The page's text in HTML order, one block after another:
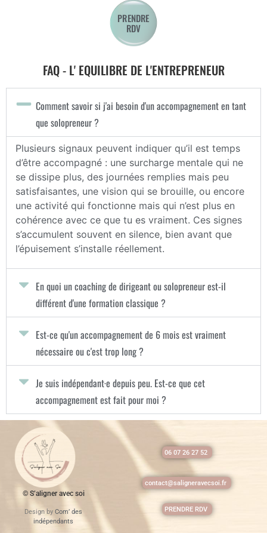
PRENDRE
RDV
FAQ - L' EQUILIBRE DE L'ENTREPRENEUR
Comment savoir si j'ai besoin d'un accompagnement en tant
que solopreneur ?
Plusieurs signaux peuvent indiquer qu’il est temps
d’être accompagné : une surcharge mentale qui ne
se dissipe plus, des journées remplies mais peu
satisfaisantes, une vision qui se brouille, ou encore
une activité qui fonctionne mais qui n’est plus en
cohérence avec ce que tu es vraiment. Ces signes
s’accumulent souvent en silence, bien avant que
l’épuisement s’installe réellement.
En quoi un coaching de dirigeant ou solopreneur est-il
différent d'une formation classique ?
Est-ce qu'un accompagnement de 6 mois est vraiment
nécessaire ou c'est trop long ?
Je suis indépendant·e depuis peu. Est-ce que cet
accompagnement est fait pour moi ?
© S’aligner avec soi
Design byCom’ des
indépendants
06 07 26 27 52
contact@saligneravecsoi.fr
PRENDRE RDV